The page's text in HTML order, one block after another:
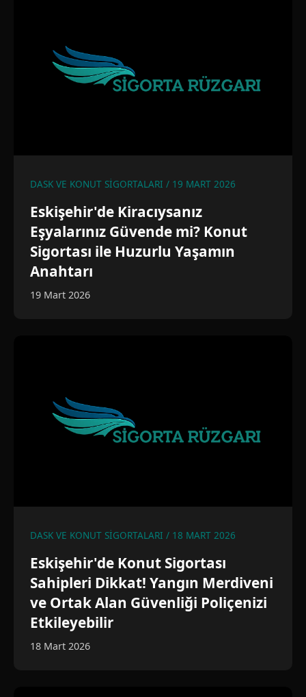
DASK VE KONUT SIGORTALARI / 19 MART 2026
Eskişehir'de Kiracıysanız
Eşyalarınız Güvende mi? Konut
Sigortası ile Huzurlu Yaşamın
Anahtarı
19 Mart 2026
DASK VE KONUT SIGORTALARI / 18 MART 2026
Eskişehir'de Konut Sigortası
Sahipleri Dikkat! Yangın Merdiveni
ve Ortak Alan Güvenliği Poliçenizi
Etkileyebilir
18 Mart 2026